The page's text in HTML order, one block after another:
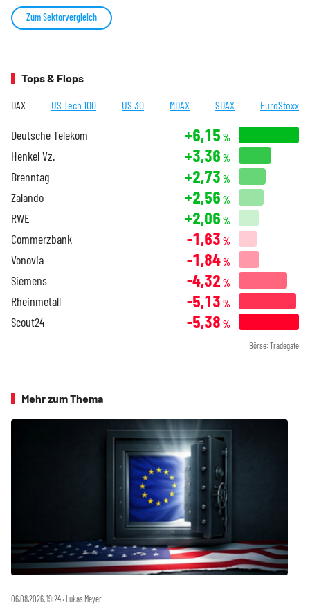
Zum Sektorvergleich
Tops & Flops
DAX US Tech 100 US 30 MDAX SDAX EuroStoxx
Deutsche Telekom +6,15 %
Henkel Vz. +3,36 %
Brenntag +2,73 %
Zalando +2,56 %
RWE +2,06 %
Commerzbank -1,63 %
Vonovia -1,84%
Siemens -4,32 %
Rheinmetall -5,13 %
Scout24 -5,38 %
Börse: Tradegate
Mehr zum Thema
06.08.2026, 19:24 ‧ Lukas Meyer